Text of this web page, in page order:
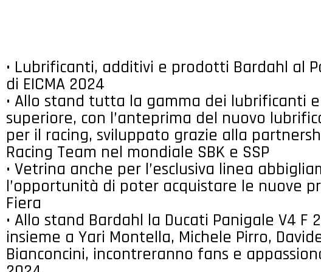
• Lubrificanti, additivi e prodotti Bardahl al
di EICMA 2024
• Allo stand tutta la gamma dei lubrificanti
superiore, con l’anteprima del nuovo
per il racing, sviluppato grazie alla
Racing Team nel mondiale SBK e SSP
• Vetrina anche per l’esclusiva linea
l’opportunità di poter acquistare le nuove
Fiera
• Allo stand Bardahl la Ducati Panigale V4 F
insieme a Yari Montella, Michele Pirro,
Bianconcini, incontreranno fans e